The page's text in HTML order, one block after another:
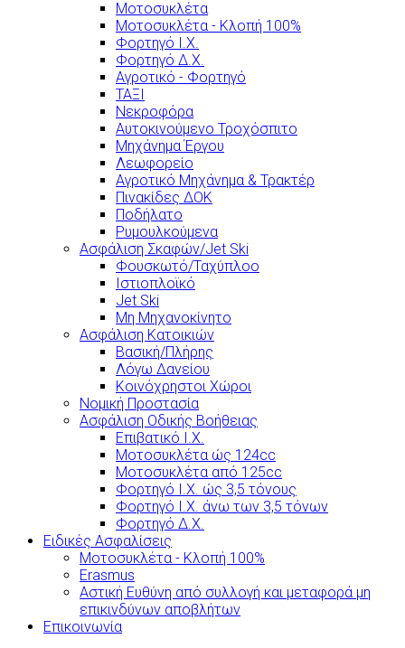
Μοτοσυκλέτα
Μοτοσυκλέτα - Κλοπή 100%
Φορτηγό Ι.Χ.
Φορτηγό Δ.Χ.
Αγροτικό - Φορτηγό
ΤΑΞΙ
Νεκροφόρα
Αυτοκινούμενο Τροχόσπιτο
Μηχάνημα Έργου
Λεωφορείο
Αγροτικό Μηχάνημα & Τρακτέρ
Πινακίδες ΔΟΚ
Ποδήλατο
Ρυμουλκούμενα
Ασφάλιση Σκαφών/Jet Ski
Φουσκωτό/Ταχύπλοο
Ιστιοπλοϊκό
Jet Ski
Μη Μηχανοκίνητο
Ασφάλιση Κατοικιών
Βασική/Πλήρης
Λόγω Δανείου
Κοινόχρηστοι Χώροι
Νομική Προστασία
Ασφάλιση Οδικής Βοήθειας
Επιβατικό Ι.Χ.
Μοτοσυκλέτα ώς 124cc
Μοτοσυκλέτα από 125cc
Φορτηγό Ι.Χ. ώς 3,5 τόνους
Φορτηγό Ι.Χ. άνω των 3,5 τόνων
Φορτηγό Δ.Χ.
Ειδικές Ασφαλίσεις
Μοτοσυκλέτα - Κλοπή 100%
Erasmus
Αστική Ευθύνη από συλλογή και μεταφορά μη
επικινδύνων αποβλήτων
Επικοινωνία